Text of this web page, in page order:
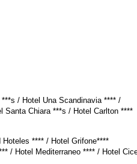
***s / Hotel Una
Santa Chiara ***s / Hotel Carlton ****
**** / Hotel Grifone****
Hotel Mediterraneo **** / Hotel